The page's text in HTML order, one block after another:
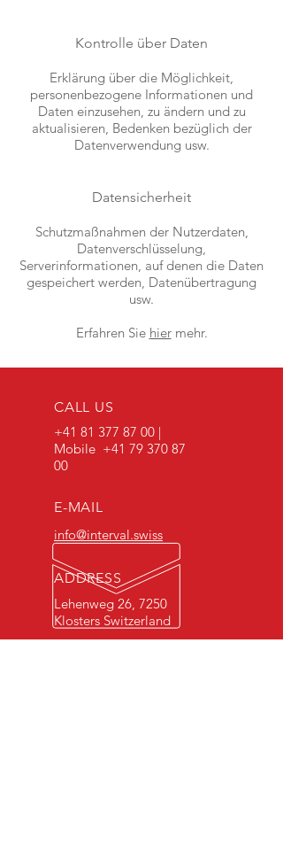
Kontrolle über Daten
Erklärung über die Möglichkeit,
personenbezogene Informationen und
Daten einzusehen, zu ändern und zu
aktualisieren, Bedenken bezüglich der
Datenverwendung usw.
Datensicherheit
Schutzmaßnahmen der Nutzerdaten,
Datenverschlüsselung,
Serverinformationen, auf denen die Daten
gespeichert werden, Datenübertragung
usw.
Erfahren Sie hiermehr.
CALL US
+41 81 377 87 00 |
Mobile +41 79 370 87
00
E-MAIL
info@interval.swiss
ADDRESS
Lehenweg 26, 7250
Klosters Switzerland